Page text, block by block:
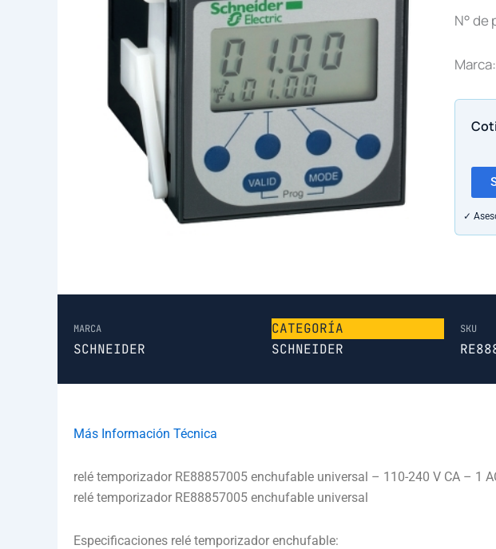
N° de
✓
MARCA
SCHNEIDER
CATEGORÍA
SCHNEIDER
SKU
Más Información Técnica
relé temporizador RE88857005 enchufable universal – 110-240 V CA – 1
relé temporizador RE88857005 enchufable universal
Especificaciones relé temporizador enchufable: